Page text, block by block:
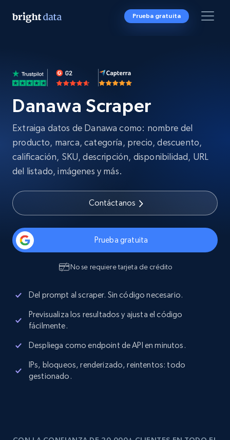
Prueba gratuita
Danawa Scraper
Extraiga datos de Danawa como: nombre del
producto, marca, categoría, precio, descuento,
calificación, SKU, descripción, disponibilidad, URL
del listado, imágenes y más.
Contáctanos
Prueba gratuita
No se requiere tarjeta de crédito
Del prompt al scraper. Sin código necesario.
Previsualiza los resultados y ajusta el código
fácilmente.
Despliega como endpoint de API en minutos.
IPs, bloqueos, renderizado, reintentos: todo
gestionado.